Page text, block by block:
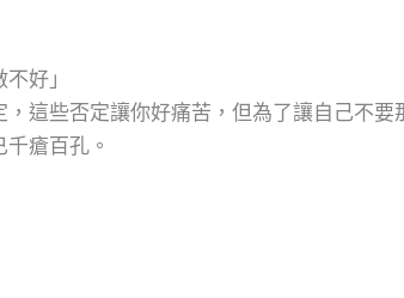
好」
這些否定讓你好痛苦，但為了讓自己不
瘡百孔。